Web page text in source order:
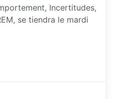
Incertitudes,
se tiendra le mardi